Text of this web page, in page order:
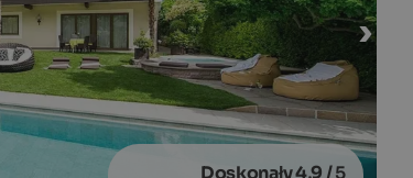
Doskonały 4,9/ 5